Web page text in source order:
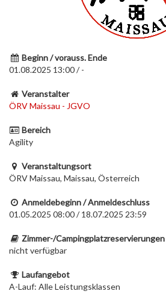
Beginn / vorauss. Ende
01.08.2025 13:00 / -
Veranstalter
ÖRV Maissau - JGVO
Bereich
Agility
Veranstaltungsort
ÖRV Maissau, Maissau, Österreich
Anmeldebeginn / Anmeldeschluss
01.05.2025 08:00 / 18.07.2025 23:59
Zimmer-/Campingplatzreservierungen
nicht verfügbar
Laufangebot
A-Lauf: Alle Leistungsklassen